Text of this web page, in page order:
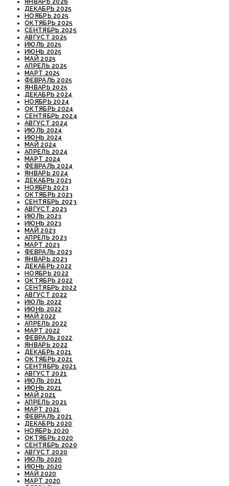
ЯНВАРЬ 2026
ДЕКАБРЬ 2025
НОЯБРЬ 2025
ОКТЯБРЬ 2025
СЕНТЯБРЬ 2025
АВГУСТ 2025
ИЮЛЬ 2025
ИЮНЬ 2025
МАЙ 2025
АПРЕЛЬ 2025
МАРТ 2025
ФЕВРАЛЬ 2025
ЯНВАРЬ 2025
ДЕКАБРЬ 2024
НОЯБРЬ 2024
ОКТЯБРЬ 2024
СЕНТЯБРЬ 2024
АВГУСТ 2024
ИЮЛЬ 2024
ИЮНЬ 2024
МАЙ 2024
АПРЕЛЬ 2024
МАРТ 2024
ФЕВРАЛЬ 2024
ЯНВАРЬ 2024
ДЕКАБРЬ 2023
НОЯБРЬ 2023
ОКТЯБРЬ 2023
СЕНТЯБРЬ 2023
АВГУСТ 2023
ИЮЛЬ 2023
ИЮНЬ 2023
МАЙ 2023
АПРЕЛЬ 2023
МАРТ 2023
ФЕВРАЛЬ 2023
ЯНВАРЬ 2023
ДЕКАБРЬ 2022
НОЯБРЬ 2022
ОКТЯБРЬ 2022
СЕНТЯБРЬ 2022
АВГУСТ 2022
ИЮЛЬ 2022
ИЮНЬ 2022
МАЙ 2022
АПРЕЛЬ 2022
МАРТ 2022
ФЕВРАЛЬ 2022
ЯНВАРЬ 2022
ДЕКАБРЬ 2021
ОКТЯБРЬ 2021
СЕНТЯБРЬ 2021
АВГУСТ 2021
ИЮЛЬ 2021
ИЮНЬ 2021
МАЙ 2021
АПРЕЛЬ 2021
МАРТ 2021
ФЕВРАЛЬ 2021
ДЕКАБРЬ 2020
НОЯБРЬ 2020
ОКТЯБРЬ 2020
СЕНТЯБРЬ 2020
АВГУСТ 2020
ИЮЛЬ 2020
ИЮНЬ 2020
МАЙ 2020
МАРТ 2020